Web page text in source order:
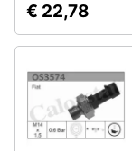
Sport
Animali
Motori
fissa
Telefono
Cordless
€ 22,78